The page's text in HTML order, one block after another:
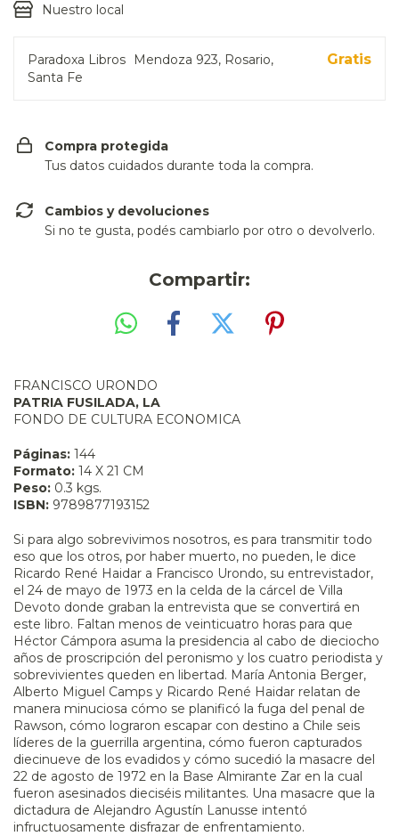
Nuestro local
Paradoxa Libros
Mendoza 923, Rosario,
Santa Fe
Gratis
Compra protegida
Tus datos cuidados durante toda la compra.
Cambios y devoluciones
Si no te gusta, podés cambiarlo por otro o devolverlo.
Compartir:
FRANCISCO URONDO
PATRIA FUSILADA, LA
FONDO DE CULTURA ECONOMICA
Páginas: 144
Formato: 14 X 21 CM
Peso: 0.3 kgs.
ISBN: 9789877193152
Si para algo sobrevivimos nosotros, es para transmitir todo
eso que los otros, por haber muerto, no pueden, le dice
Ricardo René Haidar a Francisco Urondo, su entrevistador,
el 24 de mayo de 1973 en la celda de la cárcel de Villa
Devoto donde graban la entrevista que se convertirá en
este libro. Faltan menos de veinticuatro horas para que
Héctor Cámpora asuma la presidencia al cabo de dieciocho
años de proscripción del peronismo y los cuatro periodista y
sobrevivientes queden en libertad. María Antonia Berger,
Alberto Miguel Camps y Ricardo René Haidar relatan de
manera minuciosa cómo se planificó la fuga del penal de
Rawson, cómo lograron escapar con destino a Chile seis
líderes de la guerrilla argentina, cómo fueron capturados
diecinueve de los evadidos y cómo sucedió la masacre del
22 de agosto de 1972 en la Base Almirante Zar en la cual
fueron asesinados dieciséis militantes. Una masacre que la
dictadura de Alejandro Agustín Lanusse intentó
infructuosamente disfrazar de enfrentamiento.